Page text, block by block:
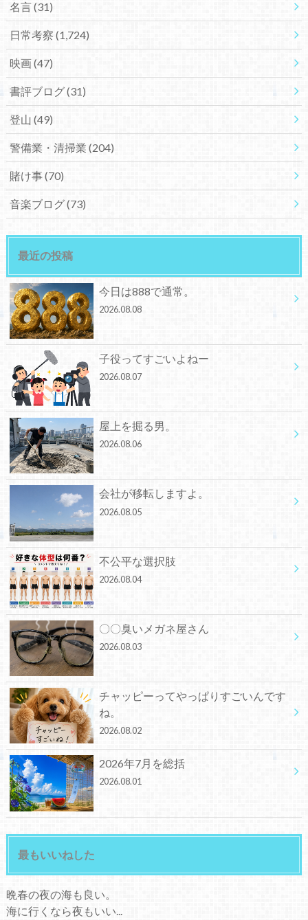
名言(31)
日常考察 (1,724)
映画(47)
書評ブログ(31)
登山 (49)
警備業・清掃業 (204)
賭け事(70)
音楽ブログ(73)
最近の投稿
今日は888で通常。
2026.08.08
子役ってすごいよねー
2026.08.07
屋上を掘る男。
2026.08.06
会社が移転しますよ。
2026.08.05
不公平な選択肢
2026.08.04
〇〇臭いメガネ屋さん
2026.08.03
チャッピーってやっぱりすごいんです
ね。
2026.08.02
2026年7月を総括
2026.08.01
最もいいねした
晩春の夜の海も良い。
海に行くなら夜もいい...